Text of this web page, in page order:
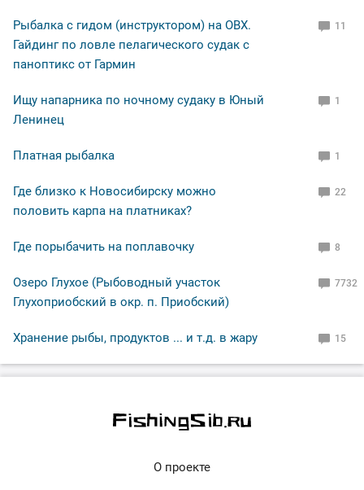
Рыбалка с гидом (инструктором) на ОВХ.
Гайдинг по ловле пелагического судак с
паноптикс от Гармин
11
Ищу напарника по ночному судаку в Юный
Ленинец
1
Платная рыбалка 1
Где близко к Новосибирску можно
половить карпа на платниках?
22
Где порыбачить на поплавочку 8
Озеро Глухое (Рыбоводный участок
Глухоприобский в окр. п. Приобский)
7732
Хранение рыбы, продуктов ... и т.д. в жару 15
О проекте